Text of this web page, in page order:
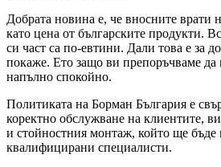
Добрата новина е, че вносните врати
като цена от българските продукти.
си част са по-евтини. Дали това е за
покаже. Ето защо ви препоръчваме да
напълно спокойно.
Политиката на Борман България е
коректно обслужване на клиентите,
и стойностния монтаж, който ще бъде
квалифицирани специалисти.